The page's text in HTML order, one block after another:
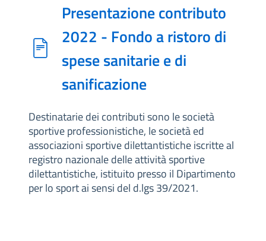
Presentazione contributo
2022 - Fondo a ristoro di
spese sanitarie e di
sanificazione
Destinatarie dei contributi sono le società
sportive professionistiche, le società ed
associazioni sportive dilettantistiche iscritte al
registro nazionale delle attività sportive
dilettantistiche, istituito presso il Dipartimento
per lo sport ai sensi del d.lgs 39/2021.